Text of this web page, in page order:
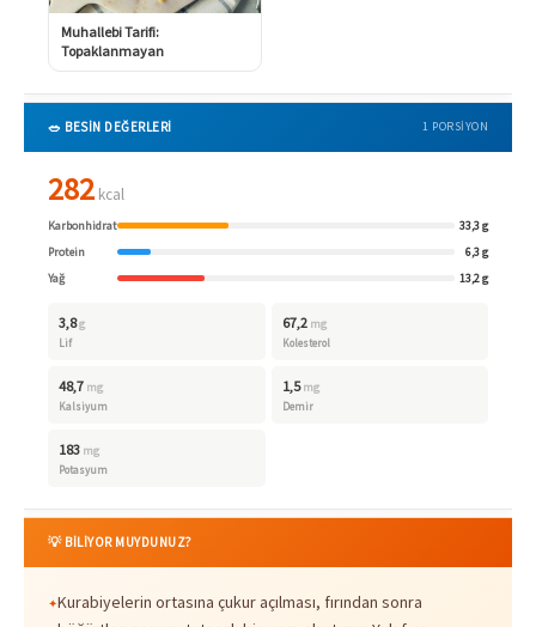
Muhallebi Tarifi:
Topaklanmayan
🥗 BESİN DEĞERLERİ 1 PORSIYON
282 kcal
Karbonhidrat
33,3 g
Protein
6,3 g
Yağ
13,2 g
3,8g
Lif
67,2 mg
Kolesterol
48,7 mg
Kalsiyum
1,5 mg
Demir
183 mg
Potasyum
💡 BİLİYOR MUYDUNUZ?
Kurabiyelerin ortasına çukur açılması, fırından sonra